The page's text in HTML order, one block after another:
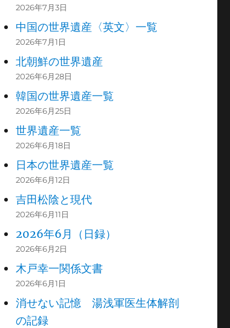
2026年7月3日
中国の世界遺産〈英文〉一覧
2026年7月1日
北朝鮮の世界遺産
2026年6月28日
韓国の世界遺産一覧
2026年6月25日
世界遺産一覧
2026年6月18日
日本の世界遺産一覧
2026年6月12日
吉田松陰と現代
2026年6月11日
2026年6月（日録）
2026年6月2日
木戸幸一関係文書
2026年6月1日
消せない記憶 湯浅軍医生体解剖
の記録